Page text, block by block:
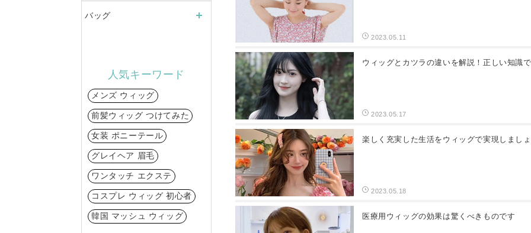
2023.05.11
ウィッグとカツラの違いを解説！正しい知識
2023.05.17
楽しく充実した生活をウィッグで実現しましょ
2023.05.18
医療用ウィッグの効果は驚くべきものです
バッグ
人気キーワード
メンズ ウィッグ
前髪ウィッグ つけてみた
女装 ポニーテール
グレイヘア 眉毛
ワンタッチ エクステ
コスプレ ウィッグ 初心者
韓国 マッシュ ウィッグ